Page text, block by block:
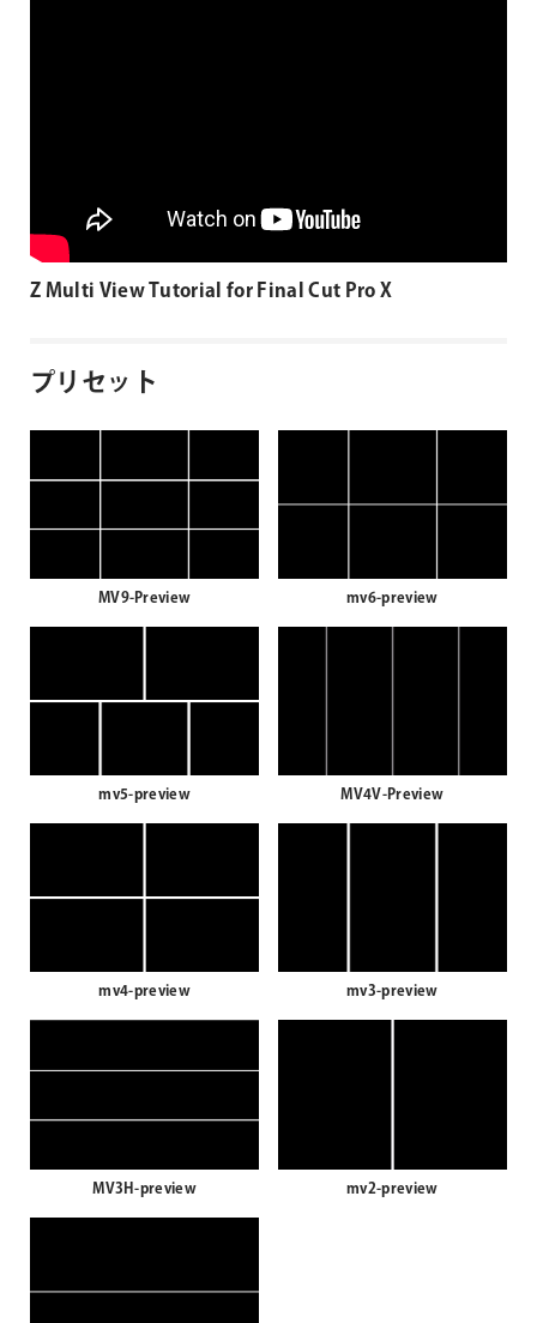
Z Multi View Tutorial for Final Cut Pro X
プリセット
MV9-Preview mv6-preview
mv5-preview MV4V-Preview
mv4-preview mv3-preview
MV3H-preview mv2-preview